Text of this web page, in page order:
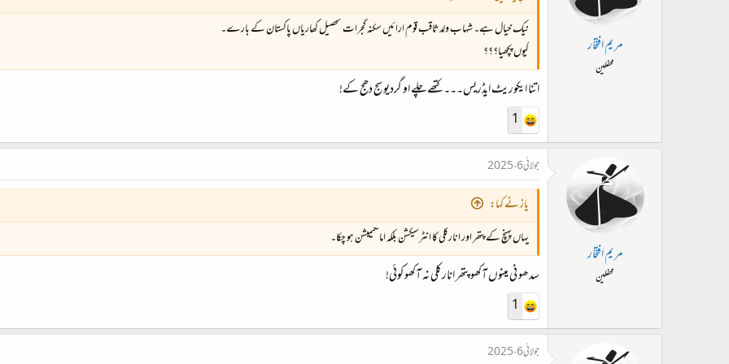
مریم افتخار
محفلین
نیک خیال ہے۔ شہاب ولد ثاقب قوم ارائیں سکنہ گجرات تحصیل کھاریاں پاکستان کے بارے۔
کیوں پچھیا؟؟؟
اتنا ایکوریٹ ایڈریس۔۔۔کتھے چلے او گردیو سج دھج کے!
1
مریم افتخار
محفلین
جولائی 6، 2025
یاز نے کہا:
یہاں پہنچ کے پتھر اور انارکلی کا انٹرسیکشن بلکہ امالگیمیشن ہو چکا۔
سدھو نی مینوں آکھو پتھر انارکلی نہ آکھو کوئی!
1
جولائی 6، 2025